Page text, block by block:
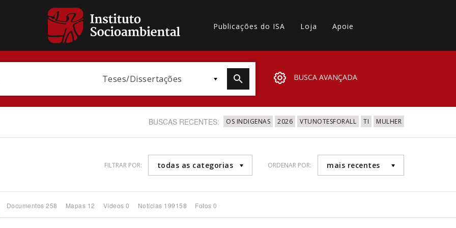
Publicações do ISA Loja Apoie
Teses/Dissertações BUSCA AVANÇADA
BUSCAS RECENTES: OS INDIGENAS 2026 VTUNOTESFORALL TI MULHER
FILTRAR POR: todas as categorias ORDENAR POR: mais recentes
Documentos 258 Mapas 12 Vídeos 0 Notícias 199158 Fotos 0